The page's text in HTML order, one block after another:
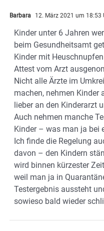
Barbara 12. März 2021 um 18:53
Kinder unter 6 Jahren
beim Gesundheitsamt
Kinder mit
Attest vom Arzt
Nicht alle Ärzte im
machen, nehmen Kinder
lieber an den Kinderarzt
Auch nehmen manche
Kinder – was man ja bei
Ich finde die Regelung
davon – den Kindern
wird binnen kürzester
weil man ja in
Testergebnis aussteht
sowieso bald wieder